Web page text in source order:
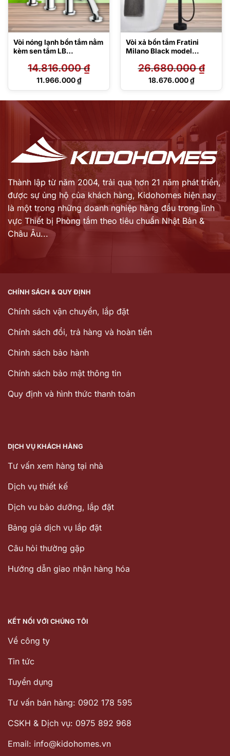
Vòi nóng lạnh bồn tắm nằm
kèm sen tắm LB
14.816.000₫
Giá
11.966.000₫
Giá
Vòi xả bồn tắm Fratini
Milano Black model
26.680.000₫
Giá
26.680.000 ₫.
18.676.000₫
Giá
18.676.000 ₫.
Thành lập từ năm 2004, trải qua hơn 21 năm phát triển,
được sự ủng hộ của khách hàng, Kidohomes hiện nay
là một trong những doanh nghiệp hàng đầu trong lĩnh
vực Thiết bị Phòng tắm theo tiêu chuẩn Nhật Bản &
Châu Âu...
CHÍNH SÁCH & QUY ĐỊNH
Chính sách vận chuyển, lắp đặt
Chính sách đổi, trả hàng và hoàn tiền
Chinh sách bảo hành
Chính sách bảo mật thông tin
Quy định và hình thức thanh toán
DỊCH VỤ KHÁCH HÀNG
Tư vấn xem hàng tại nhà
Dịch vụ thiết kế
Dịch vu bảo dưỡng, lắp đặt
Bảng giá dịch vụ lắp đặt
Câu hỏi thường gặp
Hướng dẫn giao nhận hàng hóa
KẾT NỐI VỚI CHÚNG TÔI
Về công ty
Tin tức
Tuyển dụng
Tư vấn bán hàng: 0902 178 595
CSKH & Dịch vụ: 0975 892 968
Email: info@kidohomes.vn